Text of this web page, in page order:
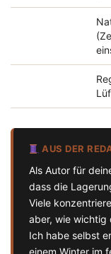
AUS DER
Als Autor für
dass die
Viele
aber, wie wichtig
Ich habe selbst